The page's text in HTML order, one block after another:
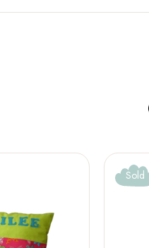
Sold